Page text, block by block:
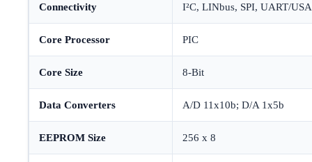
Connectivity I²C, LINbus, SPI, UART/
Core Processor PIC
Core Size 8-Bit
Data Converters A/D 11x10b; D/A 1x5b
EEPROM Size 256 x 8